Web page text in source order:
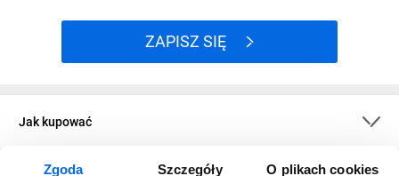
Zgoda Szczegóły O plikach cookies
ZAPISZ SIĘ
Jak kupować